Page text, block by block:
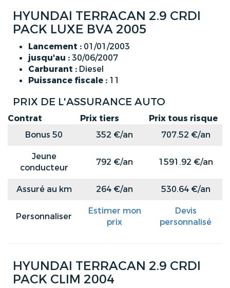
HYUNDAI TERRACAN 2.9 CRDI
PACK LUXE BVA 2005
Lancement : 01/01/2003
jusqu'au :30/06/2007
Carburant : Diesel
Puissance fiscale : 11
PRIX DE L'ASSURANCE AUTO
Contrat Prix tiers
Prix tous risque
Bonus 50
352 €/an
707.52 €/an
Jeune
conducteur
792 €/an 1591.92 €/an
Assuré au km 264 €/an 530.64 €/an
Personnaliser
Estimer mon
prix
Devis
personnalisé
HYUNDAI TERRACAN 2.9 CRDI
PACK CLIM 2004